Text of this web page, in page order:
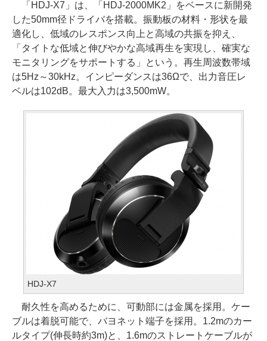
「HDJ-X7」は、「HDJ-2000MK2」をベースに新開発
した50mm径ドライバを搭載。振動板の材料・形状を最
適化し、低域のレスポンス向上と高域の共振を抑え、
「タイトな低域と伸びやかな高域再生を実現し、確実な
モニタリングをサポートする」という。再生周波数帯域
は5Hz～30kHz。インピーダンスは36Ωで、出力音圧レ
ベルは102dB。最大入力は3,500mW。
HDJ-X7
耐久性を高めるために、可動部には金属を採用。ケー
ブルは着脱可能で、バヨネット端子を採用。1.2mのカー
ルタイプ(伸長時約3m)と、1.6mのストレートケーブルが